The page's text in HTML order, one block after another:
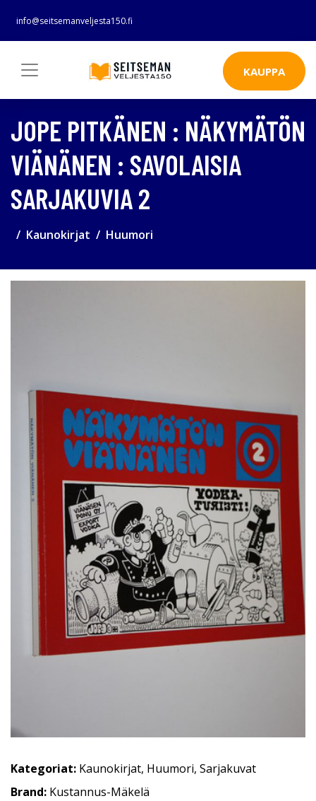
info@seitsemanveljesta150.fi
KAUPPA
JOPE PITKÄNEN : NÄKYMÄTÖN
VIÄNÄNEN : SAVOLAISIA
SARJAKUVIA 2
Kaunokirjat Huumori
Kategoriat: Kaunokirjat, Huumori, Sarjakuvat
Brand: Kustannus-Mäkelä